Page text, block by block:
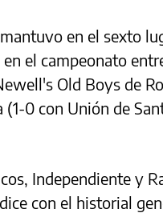
en el sexto
el campeonato
Old Boys de
(1-0 con Unión de
Independiente y
con el historial